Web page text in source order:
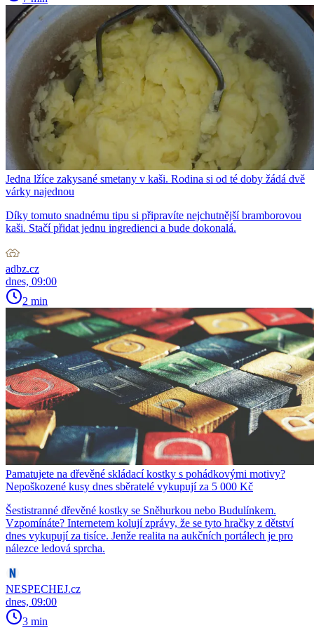
Jedna lžíce zakysané smetany v kaši. Rodina si od té doby žádá dvě
várky najednou
Díky tomuto snadnému tipu si připravíte nejchutnější bramborovou
kaši. Stačí přidat jednu ingredienci a bude dokonalá.
adbz.cz
dnes, 09:00
2 min
Pamatujete na dřevěné skládací kostky s pohádkovými motivy?
Nepoškozené kusy dnes sběratelé vykupují za 5 000 Kč
Šestistranné dřevěné kostky se Sněhurkou nebo Budulínkem.
Vzpomínáte? Internetem kolují zprávy, že se tyto hračky z dětství
dnes vykupují za tisíce. Jenže realita na aukčních portálech je pro
nálezce ledová sprcha.
NESPECHEJ.cz
dnes, 09:00
3 min